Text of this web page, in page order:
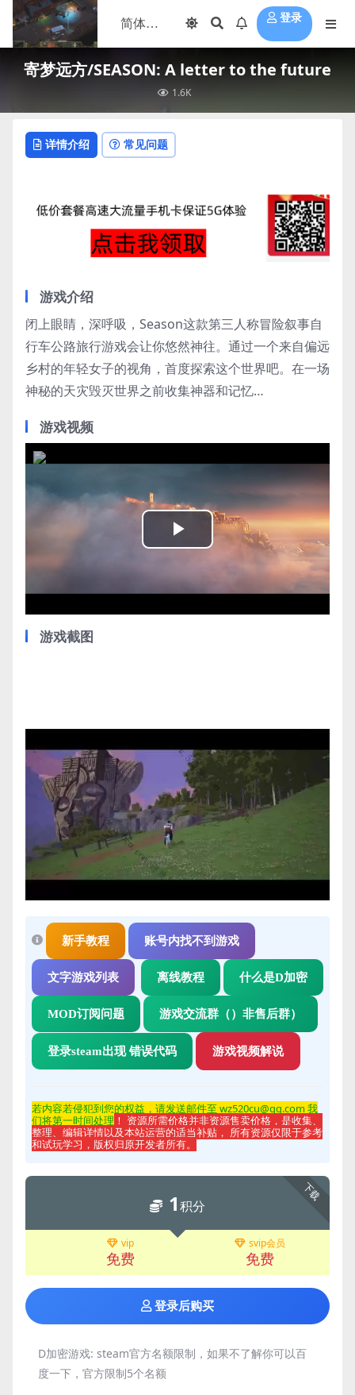
登录
寄梦远方/SEASON: A letter to the future
1.6K
详情介绍 常见问题
游戏介绍
闭上眼睛，深呼吸，Season这款第三人称冒险叙事自
行车公路旅行游戏会让你悠然神往。通过一个来自偏远
乡村的年轻女子的视角，首度探索这个世界吧。在一场
神秘的天灾毁灭世界之前收集神器和记忆…
游戏视频
Play
Video
游戏截图
新手教程 账号内找不到游戏
文字游戏列表 离线教程 什么是D加密
MOD订阅问题 游戏交流群（）非售后群）
登录steam出现 错误代码 游戏视频解说
若内容若侵犯到您的权益，请发送邮件至 wz520cu@qq.com 我
们将第一时间处理 ！ 资源所需价格并非资源售卖价格，是收集、
整理、编辑详情以及本站运营的适当补贴， 所有资源仅限于参考
和试玩学习，版权归原开发者所有。
下载
1积分
vip
免费
svip会员
免费
登录后购买
D加密游戏: steam官方名额限制，如果不了解你可以百
度一下，官方限制5个名额